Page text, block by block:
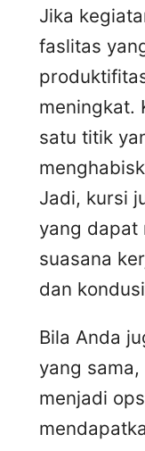
Jika
faslitas
meningkat.
satu titik
Jadi, kursi
yang dapat
suasana
dan
Bila Anda
yang
menjadi